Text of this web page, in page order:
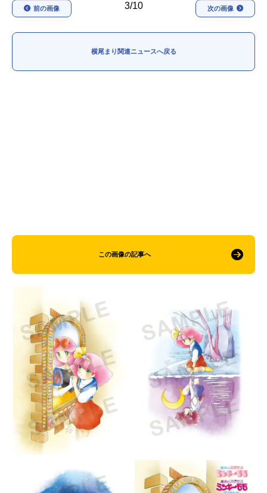
3/10
前の画像 次の画像
横尾まり関連ニュースへ戻る
この画像の記事へ